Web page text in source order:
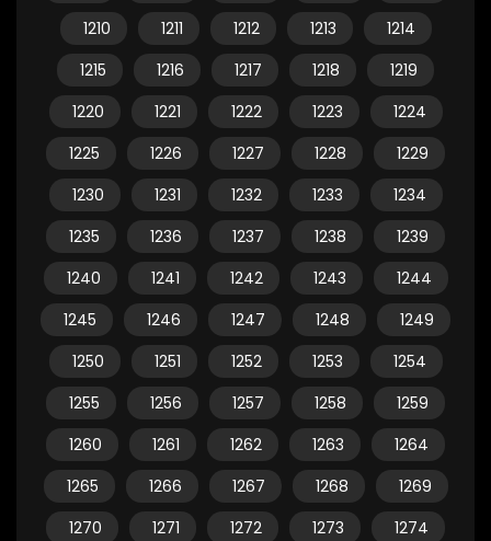
1210
1211 1212 1213
1214
1215
1216 1217 1218
1219
1220
1221 1222 1223
1224
1225
1226 1227 1228
1229
1230
1231 1232 1233
1234
1235
1236 1237 1238
1239
1240
1241 1242 1243
1244
1245
1246 1247 1248
1249
1250
1251 1252 1253
1254
1255
1256 1257 1258
1259
1260
1261 1262 1263
1264
1265
1266 1267 1268
1269
1270
1271 1272 1273
1274